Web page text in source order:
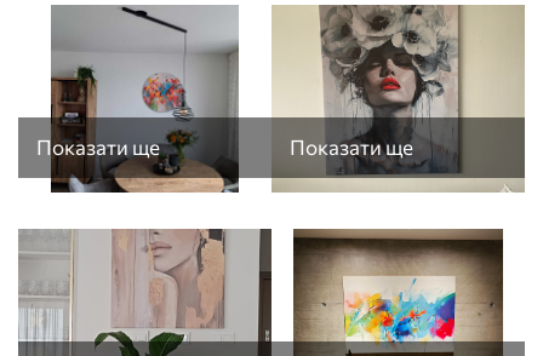
Показати ще Показати ще